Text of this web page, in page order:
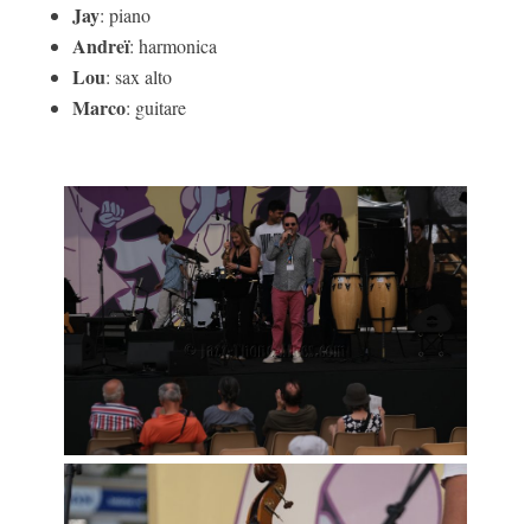
Jay: piano
Andreï: harmonica
Lou: sax alto
Marco: guitare